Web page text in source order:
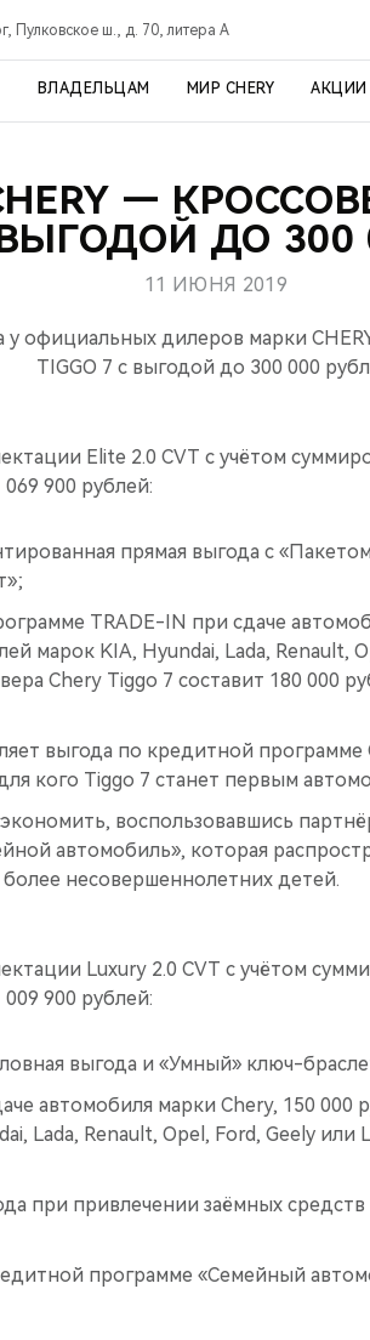
Пулковское ш., д. 70, литера А
ВЛАДЕЛЬЦАМ МИР CHERY АКЦИИ
—
ДО 300
11 ИЮНЯ 2019
официальных дилеров марки
TIGGO 7 с выгодой до 300 000
Elite 2.0 CVT с учётом
900 рублей:
прямая выгода с
TRADE-IN при сдаче
марок KIA, Hyundai, Lada, Renault,
Chery Tiggo 7 составит 180 000
выгода по кредитной программе
кого Tiggo 7 станет первым
воспользовавшись
автомобиль», которая
несовершеннолетних детей.
Luxury 2.0 CVT с учётом
900 рублей:
выгода и «Умный» ключ-
автомобиля марки Chery, 150 000
Lada, Renault, Opel, Ford, Geely
при привлечении заёмных
программе «Семейный